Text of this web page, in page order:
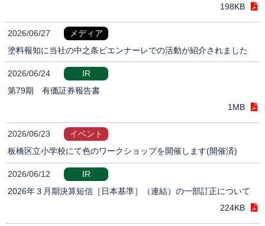
198KB
2026/06/27
メディア
塗料報知に当社の中之条ビエンナーレでの活動が紹介されました
2026/06/24
IR
第79期 有価証券報告書
1MB
2026/06/23
イベント
板橋区立小学校にて色のワークショップを開催します(開催済)
2026/06/12
IR
2026年３月期決算短信［日本基準］（連結）の一部訂正について
224KB